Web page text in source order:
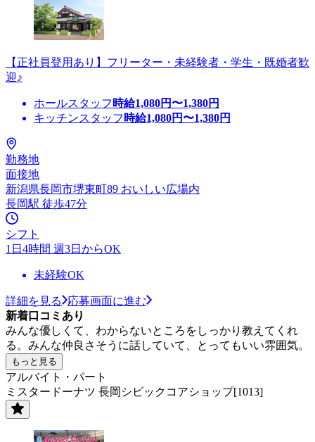
【正社員登用あり】フリーター・未経験者・学生・既婚者歓
迎♪
ホールスタッフ 時給1,080円〜1,380円
キッチンスタッフ 時給1,080円〜1,380円
勤務地
面接地
新潟県長岡市堺東町89 おいしい広場内
長岡駅 徒歩47分
シフト
1日4時間 週3日からOK
未経験OK
詳細を見る
応募画面に進む
新着口コミあり
みんな優しくて、わからないところをしっかり教えてくれ
る。みんな仲良さそうに話していて、とってもいい雰囲気。
もっと見る
アルバイト・パート
ミスタードーナツ 長岡シビックコアショップ[1013]